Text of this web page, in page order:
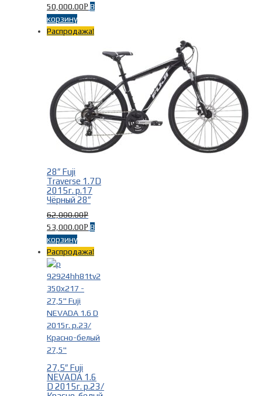
50,000.00Р В
корзину
Распродажа!
28″ Fuji
Traverse 1.7D
2015г. р.17
Чёрный 28″
62,000.00Р
53,000.00Р В
корзину
Распродажа!
27,5″ Fuji
NEVADA 1.6
D 2015г. р.23/